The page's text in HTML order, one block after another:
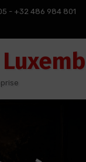
- +32 486 984 801